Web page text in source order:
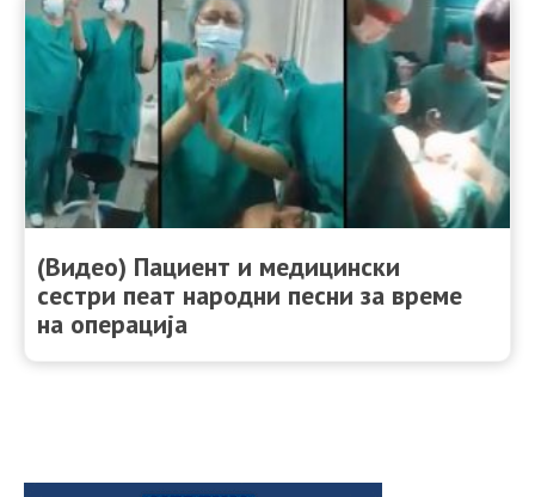
(Видео) Пациент и медицински
сестри пеат народни песни за време
на операција